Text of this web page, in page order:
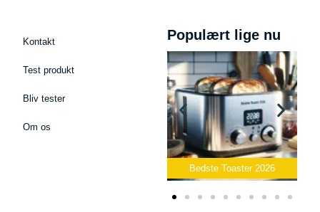
Kontakt
Test produkt
Bliv tester
Om os
Populært lige nu
Bedste Toaster 2026